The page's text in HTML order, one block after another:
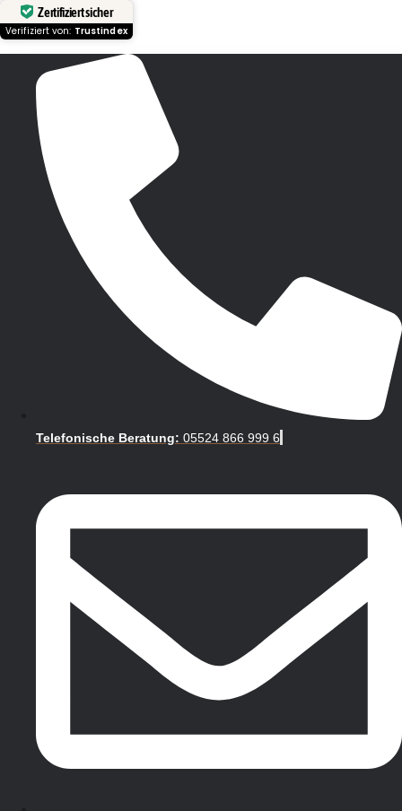
Zertifiziert sicher
Verifiziert von: Trustindex
Telefonische Beratung: 05524 866 999 6